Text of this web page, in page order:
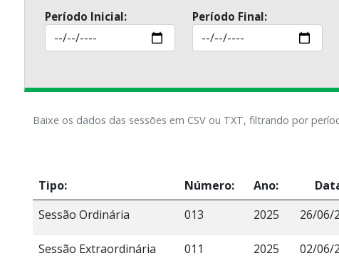
Período Inicial: Período Final:
Baixe os dados das sessões em CSV ou TXT, filtrando por
Tipo: Número: Ano:
Sessão Ordinária
013 2025 26/06/
Sessão Extraordinária 011 2025 02/06/